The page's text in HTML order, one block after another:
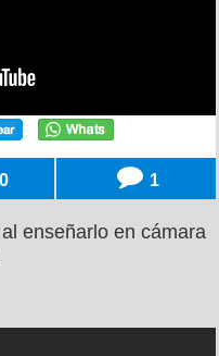
1
enseñarlo en cámara